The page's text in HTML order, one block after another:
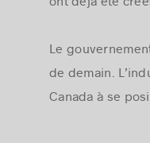
ont déjà été
Le
de demain.
Canada à se